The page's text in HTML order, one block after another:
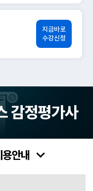
지금바로
수강신청